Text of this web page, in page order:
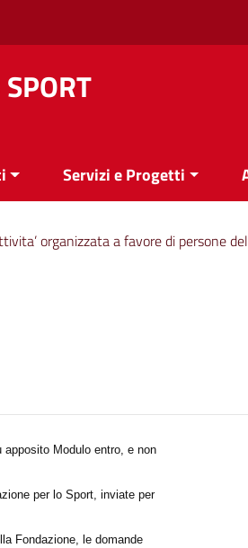
Servizi e Progetti
organizzata a favore di persone
Modulo entro, e non
per lo Sport, inviate per
Fondazione, le domande